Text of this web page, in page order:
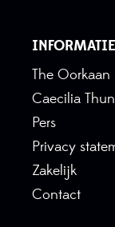
INFORMATIE
The Oorkaan
Caecilia
Pers
Privacy
Zakelijk
Contact